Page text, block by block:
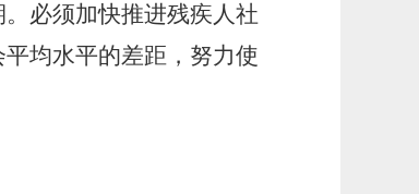
必须加快推进残疾人社
均水平的差距，努力使